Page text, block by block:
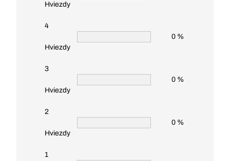
Hviezdy
4
Hviezdy
0 %
3
Hviezdy
0 %
2
Hviezdy
0 %
1